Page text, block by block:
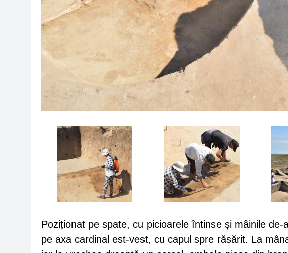
Poziționat pe spate, cu picioarele întinse și mâinile
pe axa cardinal est-vest, cu capul spre răsărit. La